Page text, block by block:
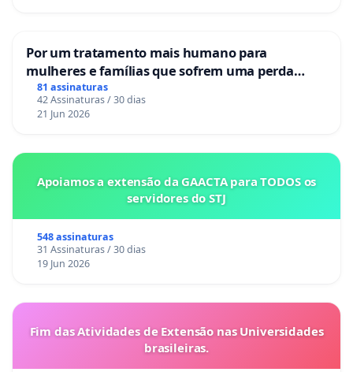
Por um tratamento mais humano para
mulheres e famílias que sofrem uma perda
gestacional nos hospitais portugueses
81 assinaturas
42 Assinaturas / 30 dias
21 Jun 2026
Apoiamos a extensão da GAACTA para TODOS os
servidores do STJ
548 assinaturas
31 Assinaturas / 30 dias
19 Jun 2026
Fim das Atividades de Extensão nas Universidades
brasileiras.